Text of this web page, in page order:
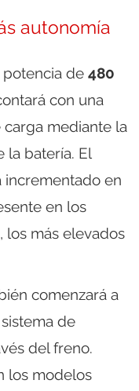
autonomía
de 480
con una
carga mediante la
la batería. El
incrementado en
en los
, los más elevados
comenzará a
de
del freno.
los modelos